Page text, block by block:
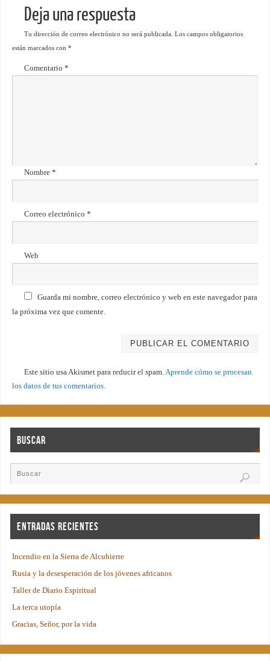
Deja una respuesta
Tu dirección de correo electrónico no será publicada. Los campos obligatorios
están marcados con *
Comentario *
Nombre *
Correo electrónico *
Web
Guarda mi nombre, correo electrónico y web en este navegador para
la próxima vez que comente.
Este sitio usa Akismet para reducir el spam. Aprende cómo se procesan
los datos de tus comentarios.
Buscar
Entradas recientes
Incendio en la Sierra de Alcubierre
Rusia y la desesperación de los jóvenes africanos
Taller de Diario Espiritual
La terca utopía
Gracias, Señor, por la vida